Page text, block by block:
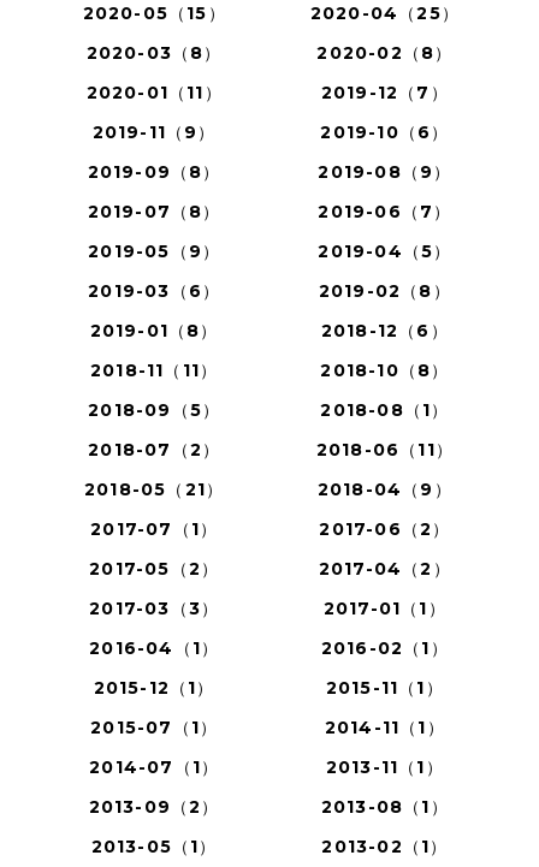
2020-05（15）
2020-04（25）
2020-03（8）
2020-02（8）
2020-01（11）
2019-12（7）
2019-11（9）
2019-10（6）
2019-09（8）
2019-08（9）
2019-07（8）
2019-06（7）
2019-05（9）
2019-04（5）
2019-03（6）
2019-02（8）
2019-01（8）
2018-12（6）
2018-11（11）
2018-10（8）
2018-09（5）
2018-08（1）
2018-07（2）
2018-06（11）
2018-05（21）
2018-04（9）
2017-07（1）
2017-06（2）
2017-05（2）
2017-04（2）
2017-03（3）
2017-01（1）
2016-04（1）
2016-02（1）
2015-12（1）
2015-11（1）
2015-07（1）
2014-11（1）
2014-07（1）
2013-11（1）
2013-09（2）
2013-08（1）
2013-05（1）
2013-02（1）